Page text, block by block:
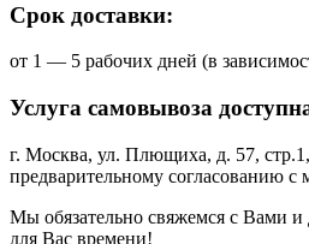
Срок доставки:
от 1 — 5 рабочих дней (в
Услуга самовывоза
г. Москва, ул. Плющиха, д. 57,
предварительному согласованию с
Мы обязательно свяжемся с Вами и
для Вас времени!